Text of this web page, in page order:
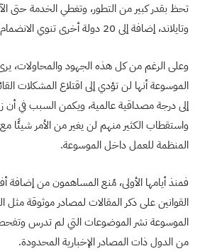
وتايلاند، إضافة إلى 20 دولة أخرى تنوي الانضمام للمبادرة.
وعلى الرغم من كل هذه الجهود والمحاولات،
الموسوعة أنها لن تؤدي إلى اقتلاع المشكلات
إلى درجة مصداقية عالمية، ويكمن السبب في أن
واستقطاب الكثير منهم لن يغير من الأمر شيئًا
المنظمة للعمل داخل الموسوعة.
فمنذ أيامها الأولى، مُنع المساهمون من إضافة
القوانين على ذكر المقالات لمصادر موثوقة مثل
الموسوعة نشر الموضوعات التي لم تدرس وتفحص
من الدول ذات المصادر الإخبارية المحدودة.